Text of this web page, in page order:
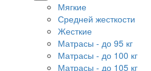
Мягкие
Средней жесткости
Жесткие
Матрасы - до 95 кг
Матрасы - до 100 кг
Матрасы - до 105 кг